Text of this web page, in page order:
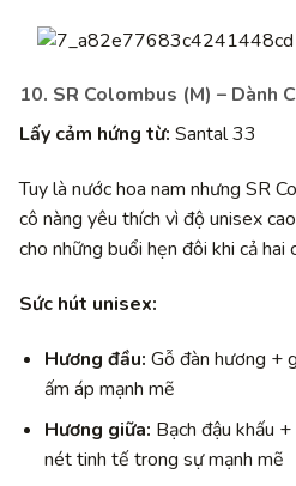
10. SR Colombus (M) – Dành
Lấy cảm hứng từ: Santal 33
Tuy là nước hoa nam nhưng SR
cô nàng yêu thích vì độ unisex
cho những buổi hẹn đôi khi cả hai
Sức hút unisex:
Hương đầu: Gỗ đàn hương +
ấm áp mạnh mẽ
Hương giữa: Bạch đậu khấu
nét tinh tế trong sự mạnh mẽ